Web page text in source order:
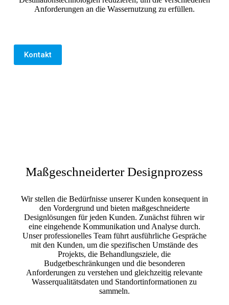
Anforderungen an die Wassernutzung zu erfüllen.
Kontakt
Maßgeschneiderter Designprozess
Wir stellen die Bedürfnisse unserer Kunden konsequent in
den Vordergrund und bieten maßgeschneiderte
Designlösungen für jeden Kunden. Zunächst führen wir
eine eingehende Kommunikation und Analyse durch.
Unser professionelles Team führt ausführliche Gespräche
mit den Kunden, um die spezifischen Umstände des
Projekts, die Behandlungsziele, die
Budgetbeschränkungen und die besonderen
Anforderungen zu verstehen und gleichzeitig relevante
Wasserqualitätsdaten und Standortinformationen zu
sammeln.